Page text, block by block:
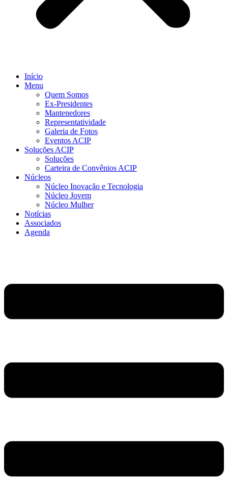
Início
Menu
Quem Somos
Ex-Presidentes
Mantenedores
Representatividade
Galeria de Fotos
Eventos ACIP
Soluções ACIP
Soluções
Carteira de Convênios ACIP
Núcleos
Núcleo Inovação e Tecnologia
Núcleo Jovem
Núcleo Mulher
Notícias
Associados
Agenda